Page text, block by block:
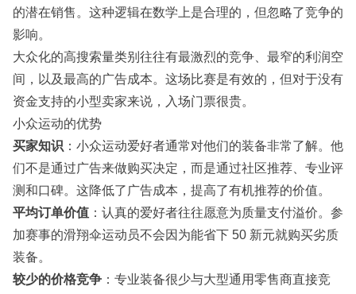
的潜在销售。这种逻辑在数学上是合理的，但忽略了竞争的
影响。
大众化的高搜索量类别往往有最激烈的竞争、最窄的利润空
间，以及最高的广告成本。这场比赛是有效的，但对于没有
资金支持的小型卖家来说，入场门票很贵。
小众运动的优势
买家知识 ：小众运动爱好者通常对他们的装备非常了解。他
们不是通过广告来做购买决定，而是通过社区推荐、专业评
测和口碑。这降低了广告成本，提高了有机推荐的价值。
平均订单价值 ：认真的爱好者往往愿意为质量支付溢价。参
加赛事的滑翔伞运动员不会因为能省下 50 新元就购买劣质
装备。
较少的价格竞争 ：专业装备很少与大型通用零售商直接竞